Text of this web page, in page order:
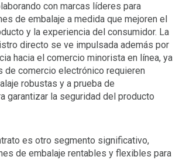
con marcas líderes para
de embalaje a medida que mejoren el
y la experiencia del consumidor. La
directo se ve impulsada además por
hacia el comercio minorista en línea, ya
de comercio electrónico requieren
robustas y a prueba de
garantizar la seguridad del producto
es otro segmento significativo,
de embalaje rentables y flexibles para